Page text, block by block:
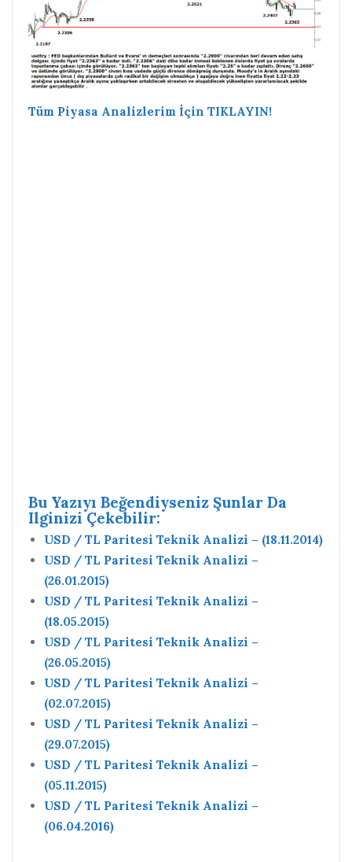
Tüm Piyasa Analizlerim İçin TIKLAYIN!
Bu Yazıyı Beğendiyseniz Şunlar Da
Ilginizi Çekebilir:
USD / TL Paritesi Teknik Analizi – (18.11.2014)
USD / TL Paritesi Teknik Analizi –
(26.01.2015)
USD / TL Paritesi Teknik Analizi –
(18.05.2015)
USD / TL Paritesi Teknik Analizi –
(26.05.2015)
USD / TL Paritesi Teknik Analizi –
(02.07.2015)
USD / TL Paritesi Teknik Analizi –
(29.07.2015)
USD / TL Paritesi Teknik Analizi –
(05.11.2015)
USD / TL Paritesi Teknik Analizi –
(06.04.2016)